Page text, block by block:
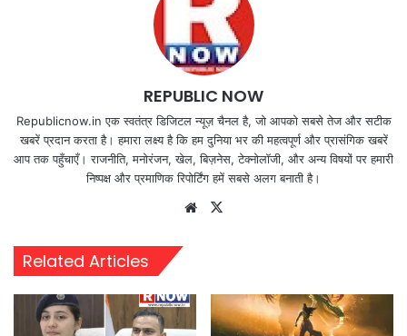
REPUBLIC NOW
Republicnow.in एक स्वतंत्र डिजिटल न्यूज़ चैनल है, जो आपको सबसे तेज और सटीक
खबरें प्रदान करता है। हमारा लक्ष्य है कि हम दुनिया भर की महत्वपूर्ण और प्रासंगिक खबरें
आप तक पहुँचाएँ। राजनीति, मनोरंजन, खेल, बिज़नेस, टेक्नोलॉजी, और अन्य विषयों पर हमारी
निष्पक्ष और प्रमाणिक रिपोर्टिंग हमें सबसे अलग बनाती है।
Website
Related Articles